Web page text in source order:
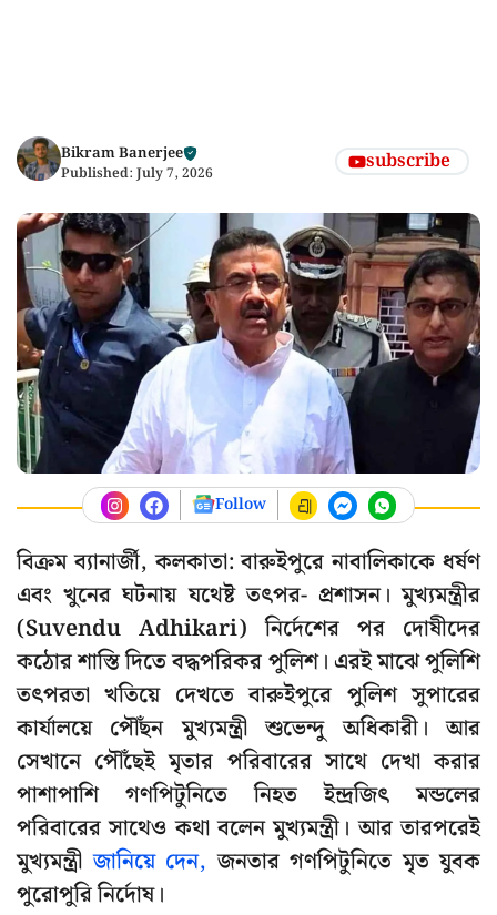
Bikram Banerjee
Published: July 7, 2026 subscribe
Follow
বিক্রম ব্যানার্জী, কলকাতা: বারুইপুরে নাবালিকাকে ধর্ষণ
এবং খুনের ঘটনায় যথেষ্ট তৎপর- প্রশাসন। মুখ্যমন্ত্রীর
(Suvendu Adhikari) নির্দেশের পর দোষীদের
কঠোর শাস্তি দিতে বদ্ধপরিকর পুলিশ। এরই মাঝে পুলিশি
তৎপরতা খতিয়ে দেখতে বারুইপুরে পুলিশ সুপারের
কার্যালয়ে পৌঁছন মুখ্যমন্ত্রী শুভেন্দু অধিকারী। আর
সেখানে পৌঁছেই মৃতার পরিবারের সাথে দেখা করার
পাশাপাশি গণপিটুনিতে নিহত ইন্দ্রজিৎ মন্ডলের
পরিবারের সাথেও কথা বলেন মুখ্যমন্ত্রী। আর তারপরেই
মুখ্যমন্ত্রীজানিয়ে দেন, জনতার গণপিটুনিতে মৃত যুবক
পুরোপুরি নির্দোষ।